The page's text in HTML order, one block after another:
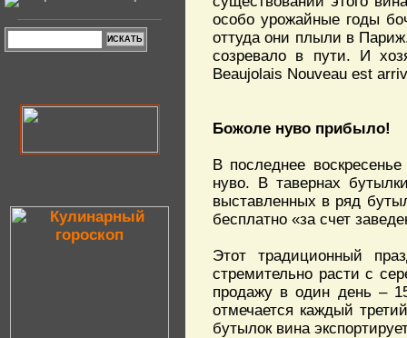
особо урожайные годы
оттуда они плыли в
созревало в пути. И
Beaujolais Nouveau est
Божоле нуво прибыло!
В последнее
нуво. В тавернах
выставленных в ряд
бесплатно «за счет
Этот традиционный
стремительно расти с
продажу в один день –
отмечается каждый
бутылок вина